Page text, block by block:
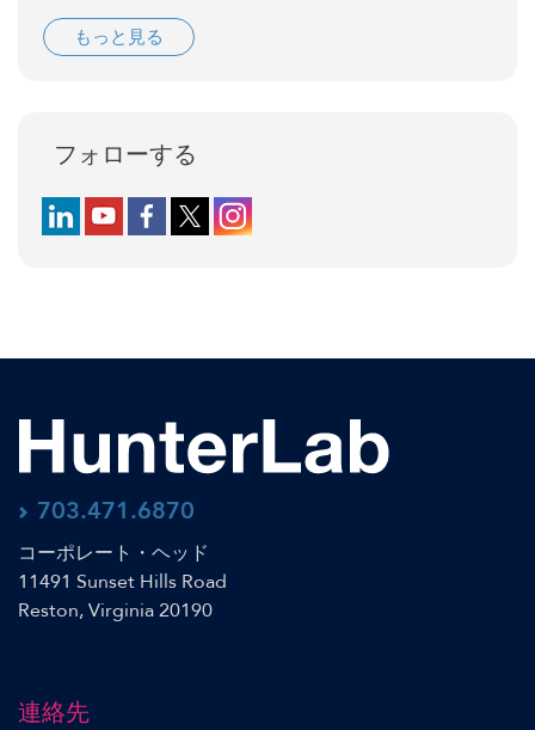
もっと見る
フォローする
Follow us on LinkedIn
Follow us on YouTube
Follow us on Facebook
Follow us on X (formerly Twitter)
Follow us on Instagram
703.471.6870
コーポレート・ヘッド
11491 Sunset Hills Road
Reston, Virginia 20190
連絡先